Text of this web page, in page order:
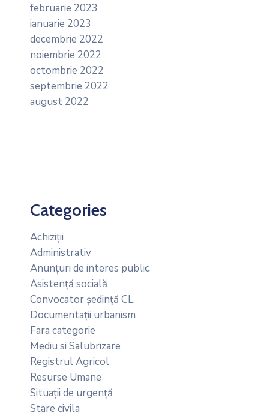
februarie 2023
ianuarie 2023
decembrie 2022
noiembrie 2022
octombrie 2022
septembrie 2022
august 2022
Categories
Achiziții
Administrativ
Anunțuri de interes public
Asistență socială
Convocator ședință CL
Documentații urbanism
Fara categorie
Mediu si Salubrizare
Registrul Agricol
Resurse Umane
Situații de urgență
Stare civila